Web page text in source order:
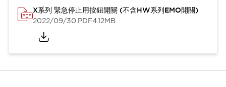
X系列 緊急停止用按鈕開關 (不含HW系列EMO開關)
2022/09/30.PDF4.12MB